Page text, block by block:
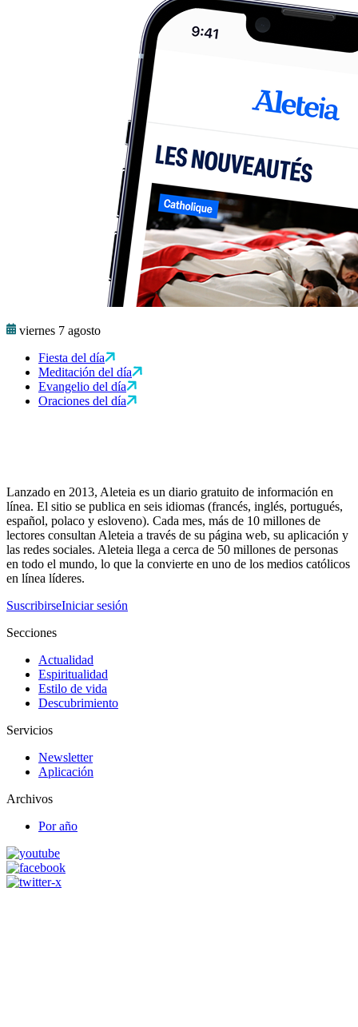
viernes 7 agosto
Fiesta del día
Meditación del día
Evangelio del día
Oraciones del día
Lanzado en 2013, Aleteia es un diario gratuito de información en
línea. El sitio se publica en seis idiomas (francés, inglés, portugués,
español, polaco y esloveno). Cada mes, más de 10 millones de
lectores consultan Aleteia a través de su página web, su aplicación y
las redes sociales. Aleteia llega a cerca de 50 millones de personas
en todo el mundo, lo que la convierte en uno de los medios católicos
en línea líderes.
SuscribirseIniciar sesión
Secciones
Actualidad
Espiritualidad
Estilo de vida
Descubrimiento
Servicios
Newsletter
Aplicación
Archivos
Por año